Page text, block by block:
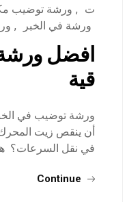
ت
, ورشة توضيب
ورشة في الخبر
,
افضل ورشة
قية
ورشة توضيب في
أن ينقص زيت المحرك
في نقل السرعات؟
Continue